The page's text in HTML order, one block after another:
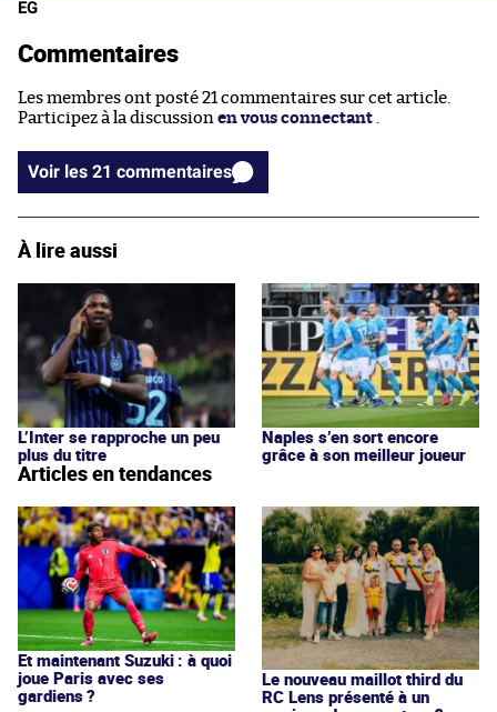
EG
Commentaires
Les membres ont posté 21 commentaires sur cet article.
Participez à la discussion en vous connectant
Voir les 21 commentaires
À lire aussi
L’Inter se rapproche un peu
plus du titre
Naples s’en sort encore
grâce à son meilleur joueur
Articles en tendances
Et maintenant Suzuki : à quoi
joue Paris avec ses
gardiens ?
Le nouveau maillot third du
RC Lens présenté à un